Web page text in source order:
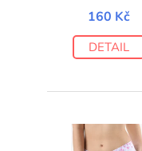
160 Kč
DETAIL